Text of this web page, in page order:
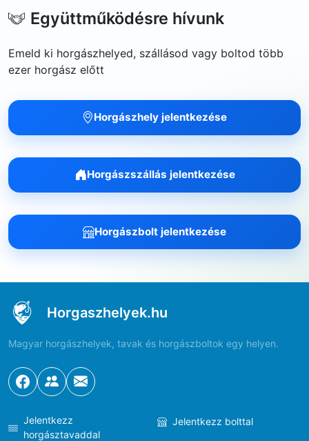
Együttműködésre hívunk
Emeld ki horgászhelyed, szállásod vagy boltod több
ezer horgász előtt
Horgászhely jelentkezése
Horgászszállás jelentkezése
Horgászbolt jelentkezése
Horgaszhelyek.hu
Magyar horgászhelyek, tavak és horgászboltok egy helyen.
Jelentkezz
horgásztavaddal
Jelentkezz bolttal